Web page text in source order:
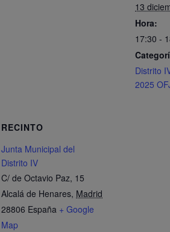
13
Hora:
17:30 -
Distrito
2025
RECINTO
Junta Municipal del
Distrito IV
C/ de Octavio Paz, 15
Alcalá de Henares, Madrid
28806 España + Google
Map